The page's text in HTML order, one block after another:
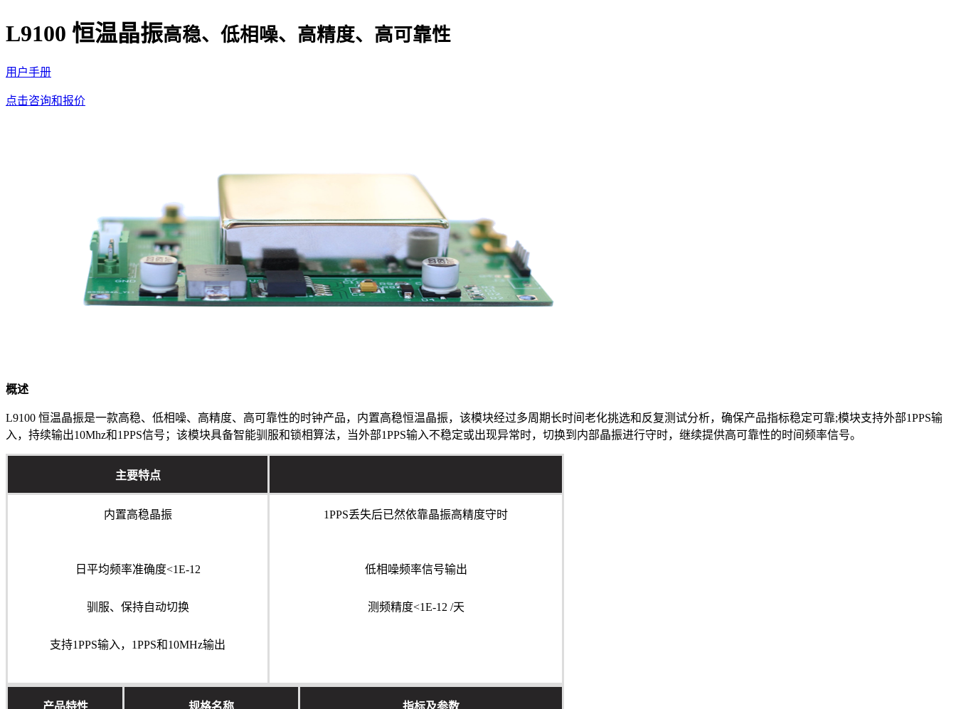
L9100 恒温晶振高稳、低相噪、高精度、高可靠性
用户手册
点击咨询和报价
概述
L9100 恒温晶振是一款高稳、低相噪、高精度、高可靠性的时钟产品，内置高稳恒温晶振，该模块经过多周期长时间老化挑选和反复测试分析，确保产品指标稳定可靠;模块支持外部1PPS输
入，持续输出10Mhz和1PPS信号；该模块具备智能驯服和锁相算法，当外部1PPS输入不稳定或出现异常时，切换到内部晶振进行守时，继续提供高可靠性的时间频率信号。
主要特点
内置高稳晶振
日平均频率准确度<1E-12
驯服、保持自动切换
支持1PPS输入，1PPS和10MHz输出
1PPS丢失后已然依靠晶振高精度守时
低相噪频率信号输出
测频精度<1E-12 /天